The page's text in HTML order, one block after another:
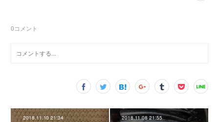
0コメント
2018.11.10 21:34 2018.11.08 21:55